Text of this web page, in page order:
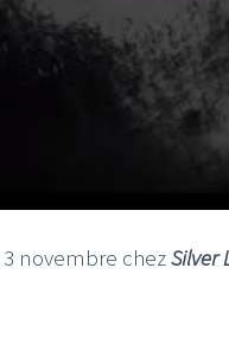
novembre chezSilver